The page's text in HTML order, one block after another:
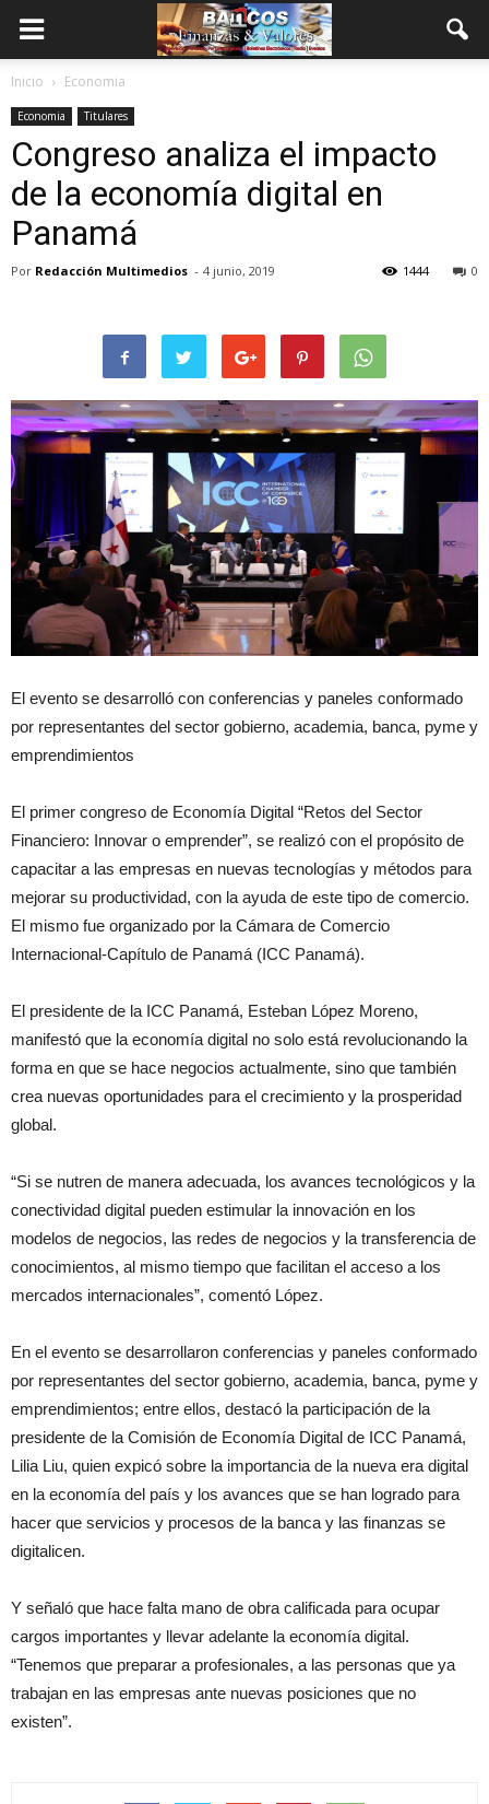
Inicio Economia
Economia Titulares
Congreso analiza el impacto
de la economía digital en
Panamá
Por Redacción Multimedios - 4 junio, 2019 0
1444
El evento se desarrolló con conferencias y paneles conformado
por representantes del sector gobierno, academia, banca, pyme y
emprendimientos
El primer congreso de Economía Digital “Retos del Sector
Financiero: Innovar o emprender”, se realizó con el propósito de
capacitar a las empresas en nuevas tecnologías y métodos para
mejorar su productividad, con la ayuda de este tipo de comercio.
El mismo fue organizado por la Cámara de Comercio
Internacional-Capítulo de Panamá (ICC Panamá).
El presidente de la ICC Panamá, Esteban López Moreno,
manifestó que la economía digital no solo está revolucionando la
forma en que se hace negocios actualmente, sino que también
crea nuevas oportunidades para el crecimiento y la prosperidad
global.
“Si se nutren de manera adecuada, los avances tecnológicos y la
conectividad digital pueden estimular la innovación en los
modelos de negocios, las redes de negocios y la transferencia de
conocimientos, al mismo tiempo que facilitan el acceso a los
mercados internacionales”, comentó López.
En el evento se desarrollaron conferencias y paneles conformado
por representantes del sector gobierno, academia, banca, pyme y
emprendimientos; entre ellos, destacó la participación de la
presidente de la Comisión de Economía Digital de ICC Panamá,
Lilia Liu, quien expicó sobre la importancia de la nueva era digital
en la economía del país y los avances que se han logrado para
hacer que servicios y procesos de la banca y las finanzas se
digitalicen.
Y señaló que hace falta mano de obra calificada para ocupar
cargos importantes y llevar adelante la economía digital.
“Tenemos que preparar a profesionales, a las personas que ya
trabajan en las empresas ante nuevas posiciones que no
existen”.